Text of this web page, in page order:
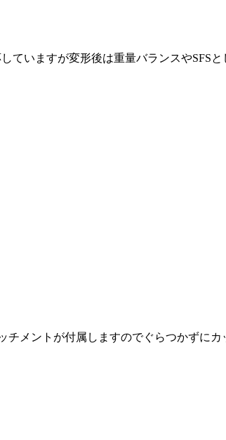
いますが変形後は重量バランスやSFS
チメントが付属しますのでぐらつかずに